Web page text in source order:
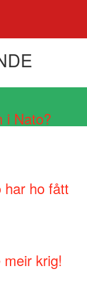
i Nato?
har ho fått
krig!